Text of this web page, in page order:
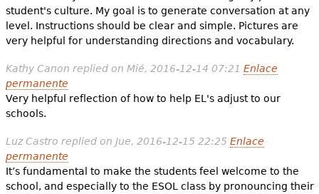
student's culture. My goal is to generate conversation at any
level. Instructions should be clear and simple. Pictures are
very helpful for understanding directions and vocabulary.
Kathy Canon replied on Mié, 2016-12-14 07:21 Enlace
permanente
Very helpful reflection of how to help EL's adjust to our
schools.
Luz Castro replied on Jue, 2016-12-15 22:25 Enlace
permanente
It’s fundamental to make the students feel welcome to the
school, and especially to the ESOL class by pronouncing their